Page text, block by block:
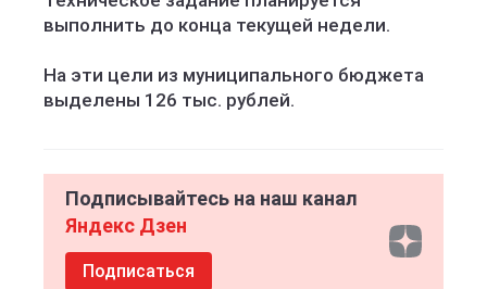
выполнить до конца текущей недели.
На эти цели из муниципального бюджета
выделены 126 тыс. рублей.
Подписывайтесь на наш канал
Яндекс Дзен
Подписаться